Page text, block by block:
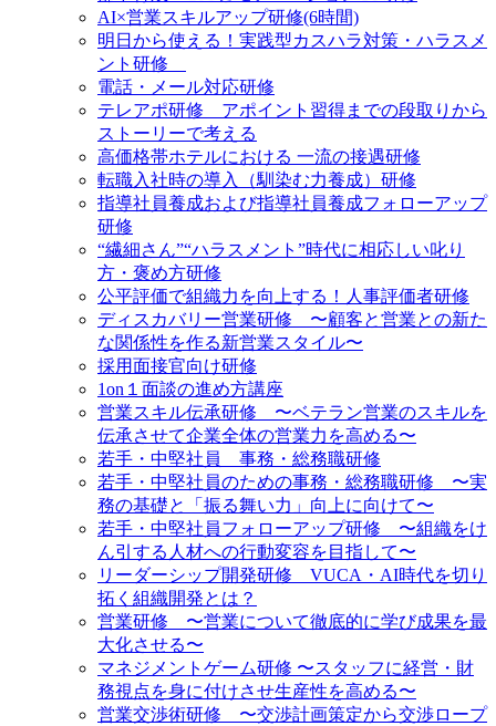
AI×営業スキルアップ研修(6時間)
明日から使える！実践型カスハラ対策・ハラスメ
ント研修
電話・メール対応研修
テレアポ研修 アポイント習得までの段取りから
ストーリーで考える
高価格帯ホテルにおける 一流の接遇研修
転職入社時の導入（馴染む力養成）研修
指導社員養成および指導社員養成フォローアップ
研修
“繊細さん”“ハラスメント”時代に相応しい叱り
方・褒め方研修
公平評価で組織力を向上する！人事評価者研修
ディスカバリー営業研修 〜顧客と営業との新た
な関係性を作る新営業スタイル〜
採用面接官向け研修
1on１面談の進め方講座
営業スキル伝承研修 〜ベテラン営業のスキルを
伝承させて企業全体の営業力を高める〜
若手・中堅社員 事務・総務職研修
若手・中堅社員のための事務・総務職研修 〜実
務の基礎と「振る舞い力」向上に向けて〜
若手・中堅社員フォローアップ研修 〜組織をけ
ん引する人材への行動変容を目指して〜
リーダーシップ開発研修 VUCA・AI時代を切り
拓く組織開発とは？
営業研修 〜営業について徹底的に学び成果を最
大化させる〜
マネジメントゲーム研修 〜スタッフに経営・財
務視点を身に付けさせ生産性を高める〜
営業交渉術研修 〜交渉計画策定から交渉ロープ